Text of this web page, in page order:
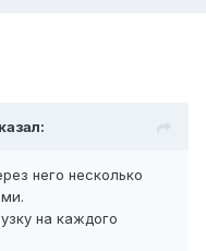
него несколько
на каждого